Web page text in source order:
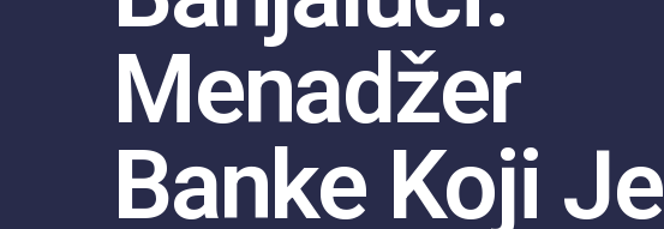
Menadžer
Banke Koji Je